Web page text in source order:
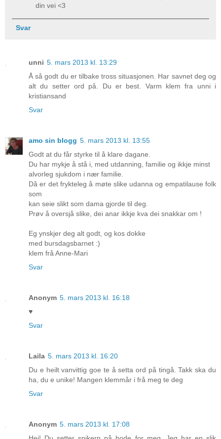
din vei <3
Svar
unni 5. mars 2013 kl. 13:29
Å så godt du er tilbake tross situasjonen. Har savnet deg og
alt du setter ord på. Du er best. Varm klem fra unni i
kristiansand
Svar
amo sin blogg 5. mars 2013 kl. 13:55
Godt at du får styrke til å klare dagane.
Du har mykje å stå i, med utdanning, familie og ikkje minst
alvorleg sjukdom i nær familie.
Då er det frykteleg å møte slike udanna og empatilause folk
som
kan seie slikt som dama gjorde til deg.
Prøv å oversjå slike, dei anar ikkje kva dei snakkar om !
Eg ynskjer deg alt godt, og kos dokke
med bursdagsbarnet :)
klem frå Anne-Mari
Svar
Anonym 5. mars 2013 kl. 16:18
♥
Svar
Laila 5. mars 2013 kl. 16:20
Du e heilt vanvittig goe te å setta ord på tingå. Takk ska du
ha, du e unike! Mangen klemmår i frå meg te deg
Svar
Anonym 5. mars 2013 kl. 17:08